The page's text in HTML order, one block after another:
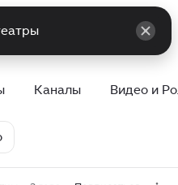
Каналы Видео и